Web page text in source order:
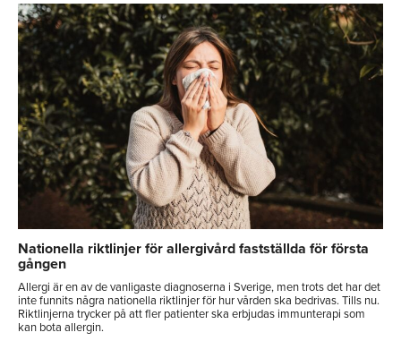
Nationella riktlinjer för allergivård fastställda för första
gången
Allergi är en av de vanligaste diagnoserna i Sverige, men trots det har det
inte funnits några nationella riktlinjer för hur vården ska bedrivas. Tills nu.
Riktlinjerna trycker på att fler patienter ska erbjudas immunterapi som
kan bota allergin.